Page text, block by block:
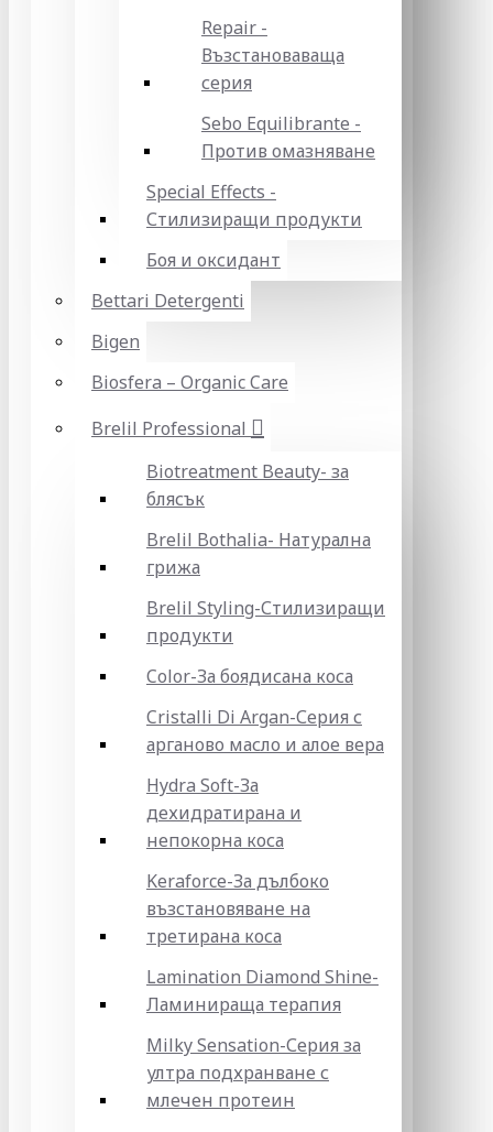
Repair -
Възстановаваща
серия
Sebo Equilibrante -
Против омазняване
Special Effects -
Стилизиращи продукти
Боя и оксидант
Bettari Detergenti
Bigen
Biosfera – Organic Care
Brelil Professional
Biotreatment Beauty- за
блясък
Brelil Bothalia- Натурална
грижа
Brelil Styling-Стилизиращи
продукти
Color-За боядисана коса
Cristalli Di Argan-Серия с
арганово масло и алое вера
Hydra Soft-За
дехидратирана и
непокорна коса
Keraforce-За дълбоко
възстановяване на
третирана коса
Lamination Diamond Shine-
Ламинираща терапия
Milky Sensation-Серия за
ултра подхранване с
млечен протеин